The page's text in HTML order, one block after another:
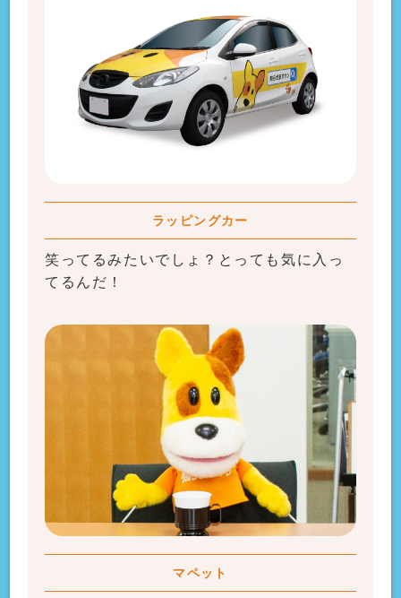
ラッピングカー
笑ってるみたいでしょ？とっても気に入っ
てるんだ！
マペット